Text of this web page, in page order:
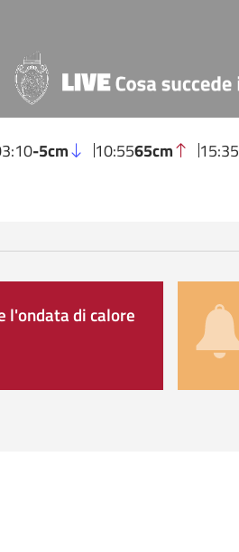
-5cm 10:5565cm 15:35
l'ondata di calore